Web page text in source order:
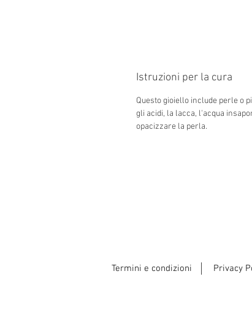
Istruzioni per la cura
Questo gioiello include perle o
gli acidi, la lacca, l'acqua
opacizzare la perla.
Termini e condizioni Privacy